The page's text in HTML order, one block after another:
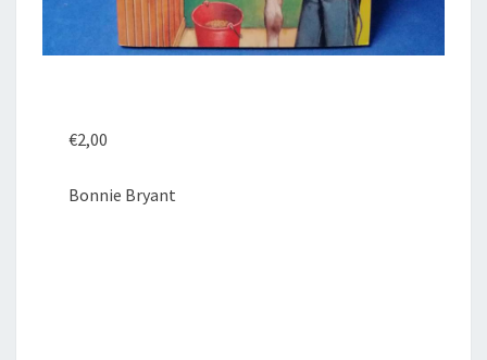
€2,00
Bonnie Bryant